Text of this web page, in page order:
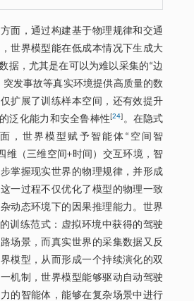
面，通过构建基于物理规律和交通
世界模型能在低成本情况下生成大
据，尤其是在可以为难以采集的“边
突发事故等真实环境提供高质量的数
扩展了训练样本空间，还有效提升
泛化能力和安全鲁棒性[24] 。在隐式
，世界模型赋予智能体“空间智
维（三维空间+时间）交互环境，智
掌握现实世界的物理规律，并形成
一过程不仅优化了模型的物理一致
动态环境下的因果推理能力。世界
训练范式：虚拟环境中获得的驾驶
场景，而真实世界的采集数据又反
模型，从而形成一个持续演化的双
机制，世界模型能够驱动自动驾驶
的智能体，能够在复杂场景中进行